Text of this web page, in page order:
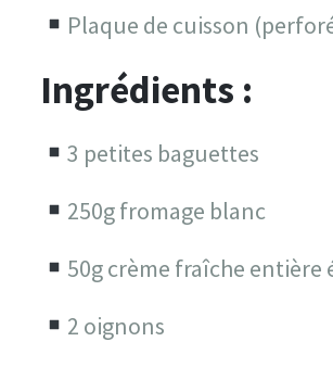
Plaque de cuisson
Ingrédients :
3 petites baguettes
250g fromage blanc
50g crème fraîche entière
2 oignons